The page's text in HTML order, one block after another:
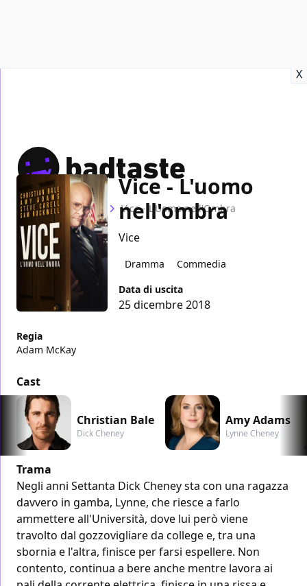
X
Home Film Vice - L'Uomo nell'Ombra
Vice - L'uomo
nell'ombra
Vice
Dramma
Commedia
Data di uscita
25 dicembre 2018
Regia
Adam McKay
Cast
Christian Bale
Dick Cheney
Amy Adams
Lynne Cheney
Trama
Negli anni Settanta Dick Cheney sta con una ragazza
davvero in gamba, Lynne, che riesce a farlo
ammettere all'Università, dove lui però viene
travolto dal gozzovigliare da college e, tra una
sbornia e l'altra, finisce per farsi espellere. Non
contento, continua a bere anche mentre lavora ai